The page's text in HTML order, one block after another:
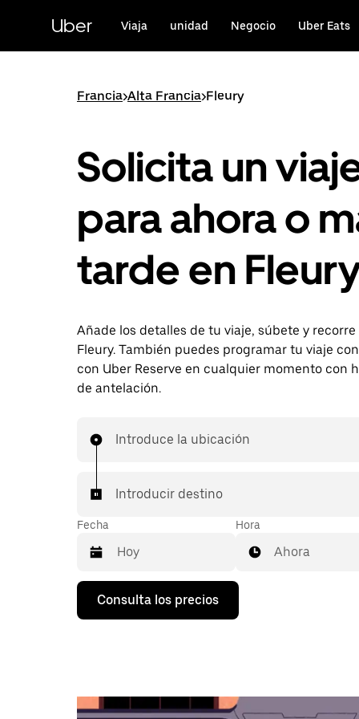
contenido
principal
Uber Viaja unidad Negocio Uber Eats
Francia>Alta Francia>Fleury
Solicita un
para ahora o
tarde en
Añade los detalles de tu viaje, súbete y recorre
Fleury. También puedes programar tu viaje
con Uber Reserve en cualquier momento con
de antelación.
Introduce la ubicación
Introducir destino
Fecha
Pulsa
flecha
calendario
Hora
Ahora
Consulta los precios